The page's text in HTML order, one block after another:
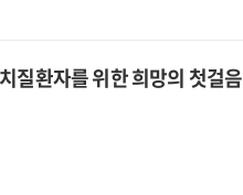
질환자를 위한 희망의 첫걸음